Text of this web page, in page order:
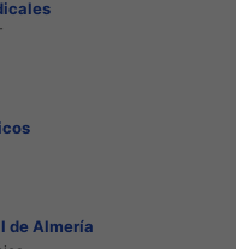
de Almería